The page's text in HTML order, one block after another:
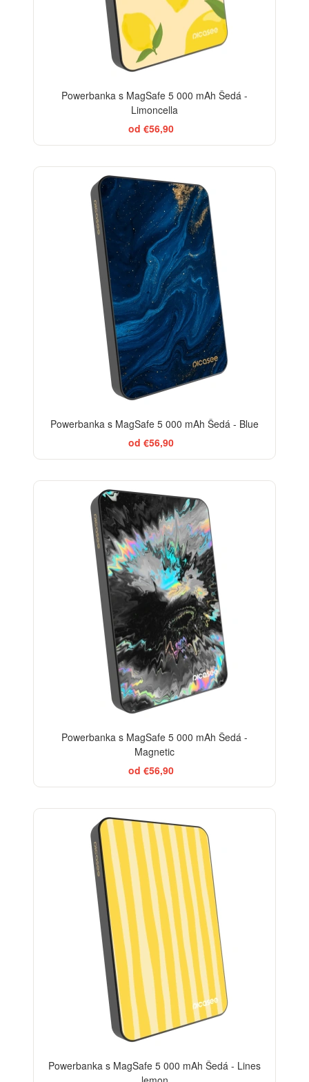
Powerbanka s MagSafe 5 000 mAh Šedá -
Limoncella
od €56,90
Powerbanka s MagSafe 5 000 mAh Šedá - Blue
od €56,90
Powerbanka s MagSafe 5 000 mAh Šedá -
Magnetic
od €56,90
Powerbanka s MagSafe 5 000 mAh Šedá - Lines